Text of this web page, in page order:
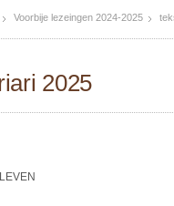
Voorbije lezeingen 2024-2025
2025